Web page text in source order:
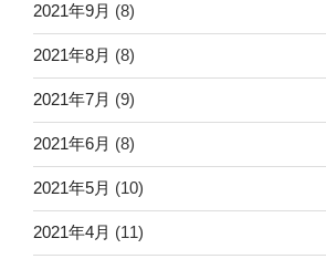
2021年9月 (8)
2021年8月 (8)
2021年7月 (9)
2021年6月 (8)
2021年5月 (10)
2021年4月 (11)